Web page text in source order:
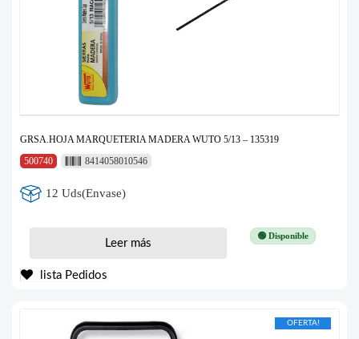
GRSA.HOJA MARQUETERIA MADERA WUTO 5/13 – 135319
500740
8414058010546
12 Uds(Envase)
🟢 Disponible
Leer más
lista Pedidos
OFERTA!